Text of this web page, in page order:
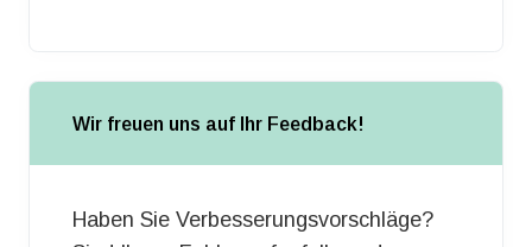
Wir freuen uns auf Ihr Feedback!
Haben Sie Verbesserungsvorschläge?